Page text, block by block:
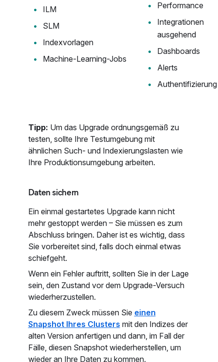
ILM
SLM
Indexvorlagen
Machine-Learning-Jobs
Performance
Integrationen
ausgehend
Dashboards
Alerts
Authentifizierung
Tipp: Um das Upgrade ordnungsgemäß zu
testen, sollte Ihre Testumgebung mit
ähnlichen Such- und Indexierungslasten wie
Ihre Produktionsumgebung arbeiten.
Daten sichern
Ein einmal gestartetes Upgrade kann nicht
mehr gestoppt werden – Sie müssen es zum
Abschluss bringen. Daher ist es wichtig, dass
Sie vorbereitet sind, falls doch einmal etwas
schiefgeht.
Wenn ein Fehler auftritt, sollten Sie in der Lage
sein, den Zustand vor dem Upgrade-Versuch
wiederherzustellen.
Zu diesem Zweck müssen Sie einen
Snapshot Ihres Clusters mit den Indizes der
alten Version anfertigen und dann, im Fall der
Fälle, diesen Snapshot wiederherstellen, um
wieder an Ihre Daten zu kommen.